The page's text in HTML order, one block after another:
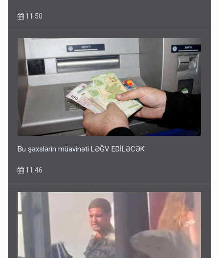
11:50
Bu şəxslərin müavinəti LƏĞV EDİLƏCƏK
11:46